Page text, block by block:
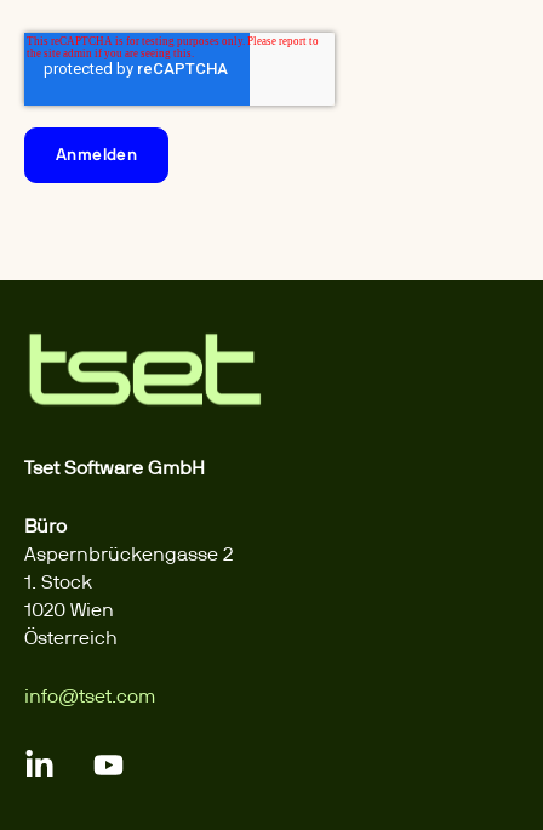
Tset Software GmbH
Büro
Aspernbrückengasse 2
1. Stock
1020 Wien
Österreich
info@tset.com